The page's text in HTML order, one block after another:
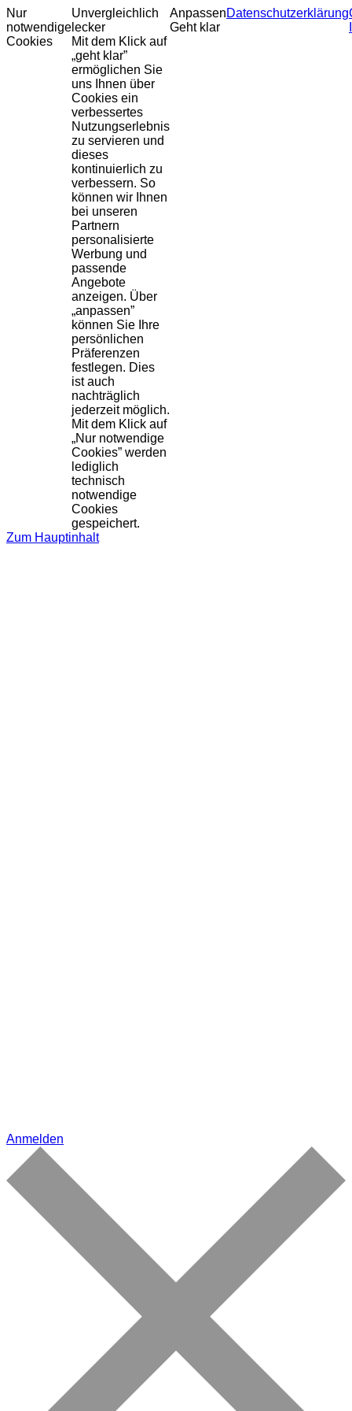
Nur
notwendige
Cookies
Unvergleichlich
lecker
Mit dem Klick auf
„geht klar”
ermöglichen Sie
uns Ihnen über
Cookies ein
verbessertes
Nutzungserlebnis
zu servieren und
dieses
kontinuierlich zu
verbessern. So
können wir Ihnen
bei unseren
Partnern
personalisierte
Werbung und
passende
Angebote
anzeigen. Über
„anpassen”
können Sie Ihre
persönlichen
Präferenzen
festlegen. Dies
ist auch
nachträglich
jederzeit möglich.
Mit dem Klick auf
„Nur notwendige
Cookies” werden
lediglich
technisch
notwendige
Cookies
gespeichert.
Anpassen
Geht klar
Datenschutzerklärung
Zum Hauptinhalt
Anmelden